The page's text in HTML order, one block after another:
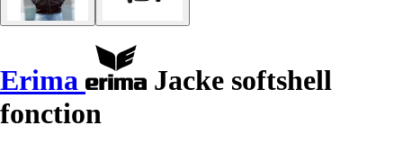
Erima
Jacke softshell
fonction